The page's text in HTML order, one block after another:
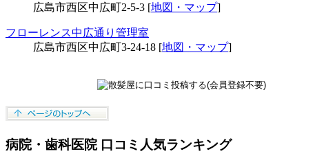
広島市西区中広町2-5-3 [地図・マップ]
フローレンス中広通り管理室
広島市西区中広町3-24-18 [地図・マップ]
病院・歯科医院 口コミ人気ランキング